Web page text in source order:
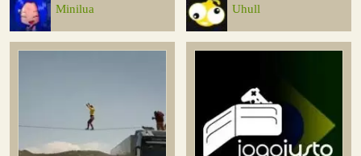
Minilua Uhull